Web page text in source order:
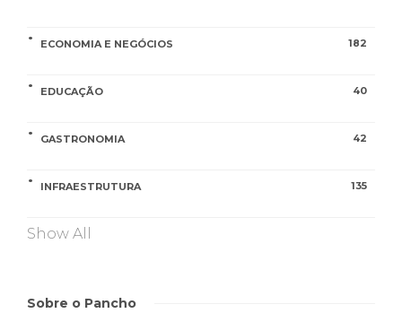
ECONOMIA E NEGÓCIOS 182
EDUCAÇÃO 40
GASTRONOMIA 42
INFRAESTRUTURA 135
Show All
Sobre o Pancho